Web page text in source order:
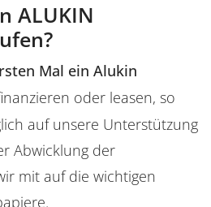
ALUKIN
Mal ein Alukin
oder leasen, so
auf unsere Unterstützung
Abwicklung der
mit auf die wichtigen